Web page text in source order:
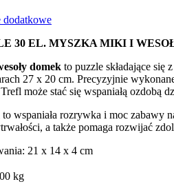
dodatkowe
30 EL. MYSZKA MIKI I
domek to puzzle składające się
27 x 20 cm. Precyzyjnie
może stać się wspaniałą ozdobą
wspaniała rozrywka i moc zabawy
a także pomaga rozwijać
21 x 14 x 4 cm
kg